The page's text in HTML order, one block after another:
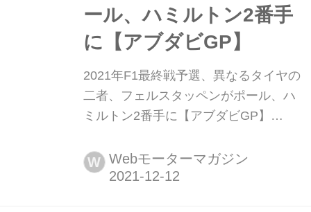
ール、ハミルトン2番手
に【アブダビGP】
2021年F1最終戦予選、異なるタイヤの
二者、フェルスタッペンがポール、ハ
ミルトン2番手に【アブダビGP】
GP予選がヤス・マリーナ・サーキッ
トで行われ、マックス・フェルスタッ
W Webモーターマガジン